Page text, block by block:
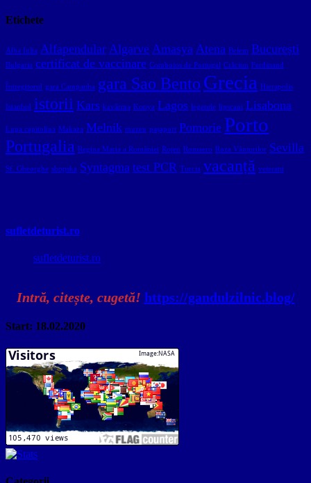
Etichete
Alba Iulia Alfapendular Algarve Amasya Atena Belem București
Bulgaria certificat de vaccinare Comboios de Portugal Crăciun Ferdinand
Întregitorul gara Campanha gara Sao Bento Grecia Hierapolis
Istanbul istorii Kars kavârma Konya Lagos legende lipscani Lisabona
Lupa capitolina Makaza Melnik muzeu pașaport Pomorie Porto
Portugalia Regina Maria a României Rojen Romaero Roza Vânturilor Sevilla
Sf. Gheorghe shopska Syntagma test PCR Turcia vacanță veterani
sufletdeturist.ro
sufletdeturist.ro
Intră, citește, cugetă! https://gandulzilnic.blog/
Start: 18.02.2020